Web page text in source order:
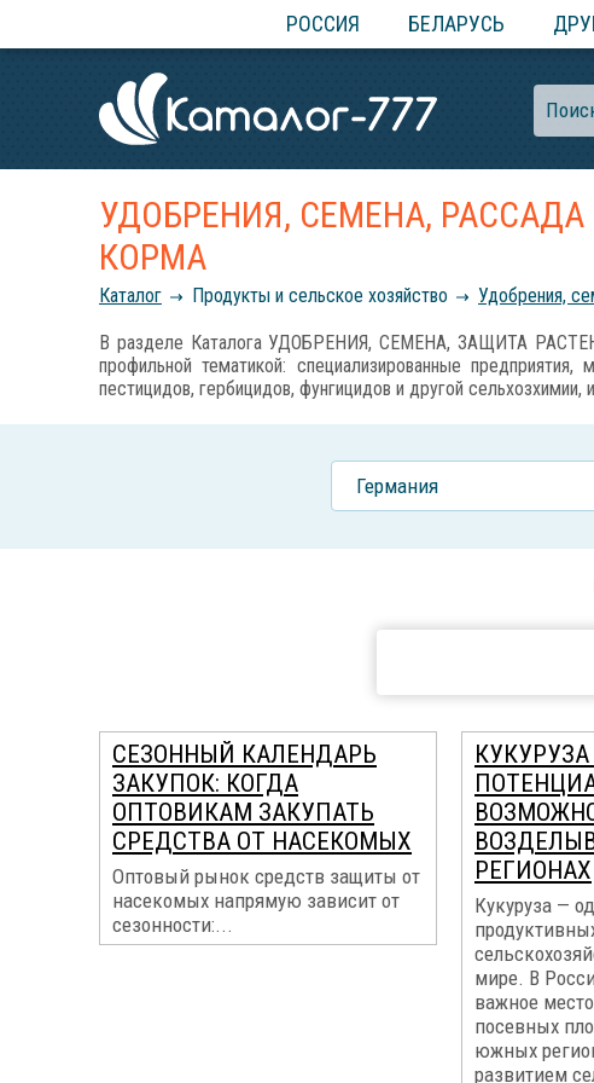
РОССИЯ БЕЛАРУСЬ
УДОБРЕНИЯ, СЕМЕНА,
КОРМА
Каталог Продукты и сельское хозяйство Удобрения,
В разделе Каталога УДОБРЕНИЯ, СЕМЕНА, ЗАЩИТА
профильной тематикой: специализированные
пестицидов, гербицидов, фунгицидов и другой
Германия
СЕЗОННЫЙ КАЛЕНДАРЬ
ЗАКУПОК: КОГДА
ОПТОВИКАМ ЗАКУПАТЬ
СРЕДСТВА ОТ НАСЕКОМЫХ
Оптовый рынок средств защиты от
насекомых напрямую зависит от
сезонности:...
РЕГИОНАХ
Кукуруза —
мире. В
важное
посевных
южных
развитием